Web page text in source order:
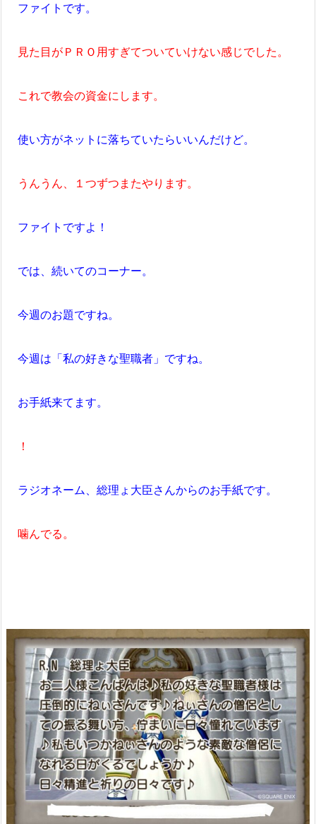
ファイトです。
見た目がＰＲＯ用すぎてついていけない感じでした。
これで教会の資金にします。
使い方がネット に落ちていたらいいんだけど。
うんうん、１つずつまたやります。
ファイトですよ！
では、続いてのコーナー。
今週のお題ですね。
今週は「私の好きな聖職者」ですね。
お手紙来てます。
！
ラジオネーム、総理ょ大臣さんからのお手紙です。
噛んでる。